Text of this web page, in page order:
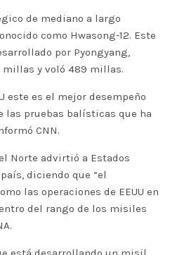
de mediano a largo
como Hwasong-12. Este
por Pyongyang,
millas y voló 489 millas.
este es el mejor desempeño
las pruebas balísticas que ha
CNN.
Norte advirtió a Estados
diciendo que “el
las operaciones de EEUU en
del rango de los misiles